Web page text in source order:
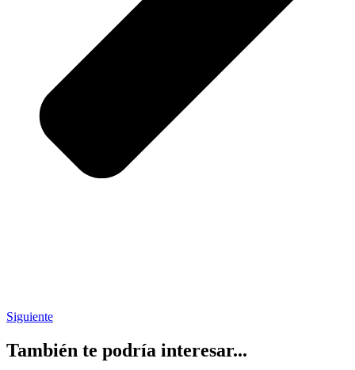
Siguiente
También te podría interesar...